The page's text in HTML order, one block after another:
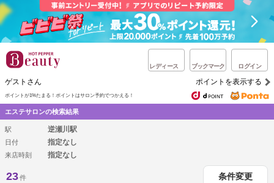
レディース ブックマーク ログイン
ゲストさん ポイントを表示する
ポイントが1%たまる！ ポイントはサロン予約でつかえる！
エステサロンの検索結果
駅 逆瀬川駅
日付 指定なし
来店時刻 指定なし
23件 条件変更